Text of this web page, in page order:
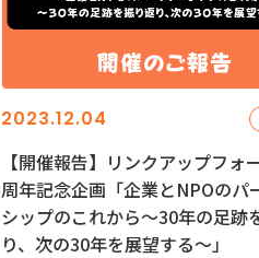
2023.12.04
【開催報告】リンクアップフォ
周年記念企画「企業とNPOのパ
シップのこれから～30年の足跡
り、次の30年を展望する～」